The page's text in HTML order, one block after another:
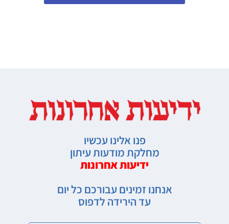
פנו אלינו עכשיו
מחלקת מודעות עיתון
ידיעות אחרונות
אנחנו זמינים עבורכם כל יום
עד הירידה לדפוס